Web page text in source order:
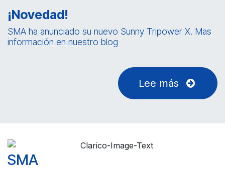
¡Novedad!
SMA ha anunciado su nuevo Sunny Tripower X. Mas
información en nuestro blog
Lee más
SMA